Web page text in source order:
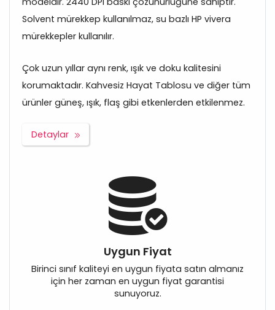
Solvent mürekkep kullanılmaz, su bazlı HP vivera
mürekkepler kullanılır.
Çok uzun yıllar aynı renk, ışık ve doku kalitesini
korumaktadır. Kahvesiz Hayat Tablosu ve diğer tüm
ürünler güneş, ışık, flaş gibi etkenlerden etkilenmez.
Detaylar
Uygun Fiyat
Birinci sınıf kaliteyi en uygun fiyata satın almanız
için her zaman en uygun fiyat garantisi
sunuyoruz.